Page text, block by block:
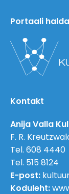
Portaali
Kontakt
Anija Valla
F. R.
Tel. 608 4440
Tel. 515 8124
E-post:
Koduleht: